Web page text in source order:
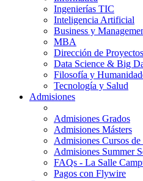
Ingenierías TIC
Inteligencia Artificial
Business y
MBA
Dirección de Proyectos
Data Science & Big
Filosofía y
Tecnología y Salud
Admisiones
Admisiones Grados
Admisiones Másters
Admisiones Cursos
Admisiones Summer
FAQs - La Salle
Pagos con Flywire